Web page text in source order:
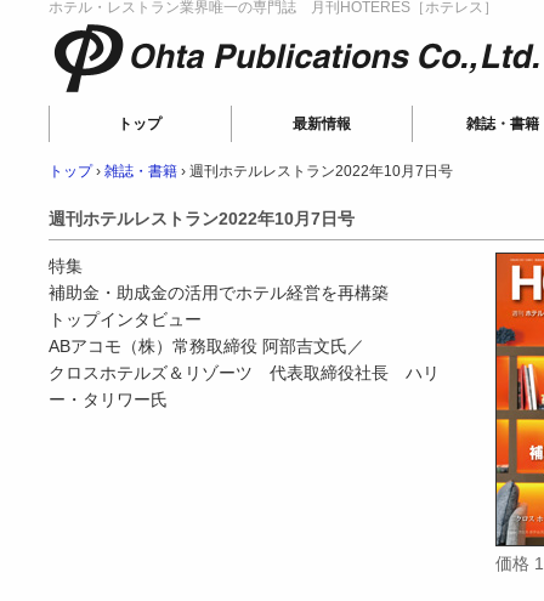
ホテル・レストラン業界唯一の専門誌 月刊HOTERES［ホテレス］
Ohta Publications
トップ 最新情報 雑誌・書籍
トップ › 雑誌・書籍 › 週刊ホテルレストラン2022年10月7日号
週刊ホテルレストラン2022年10月7日号
特集
補助金・助成金の活用でホテル経営を再構築
トップインタビュー
ABアコモ（株）常務取締役 阿部吉文氏／
クロスホテルズ＆リゾーツ 代表取締役社長 ハリ
ー・タリワー氏
価格